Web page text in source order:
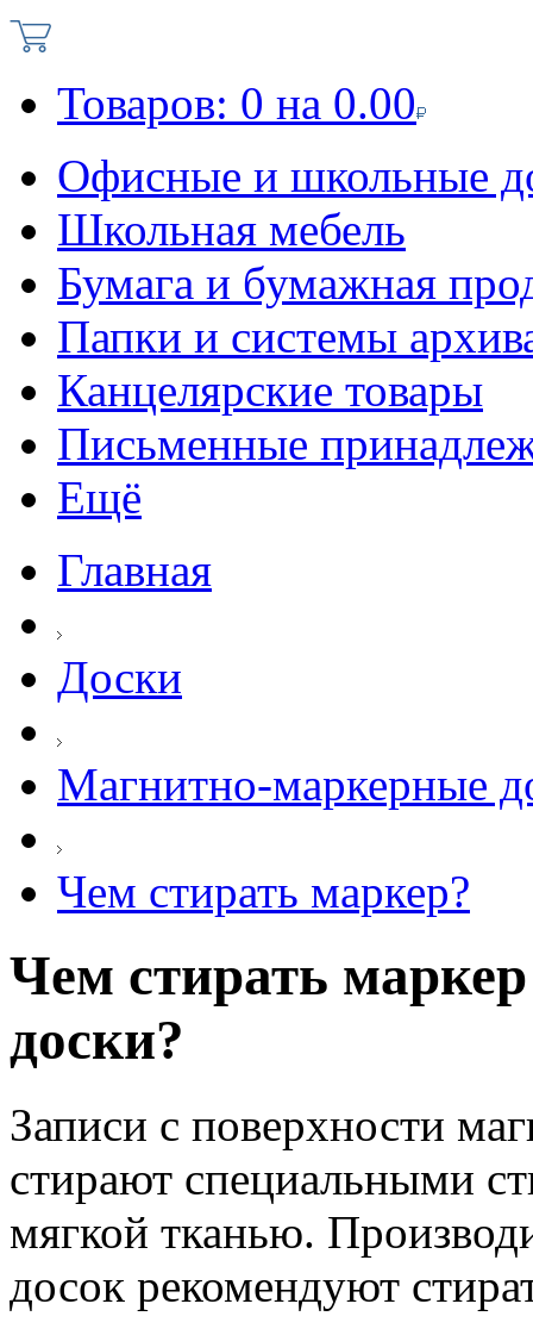
Товаров: 0 на 0.00
Офисные и школьные
Школьная мебель
Бумага и бумажная
Папки и системы
Канцелярские товары
Письменные
Ещё
Главная
Доски
Магнитно-маркерные
Чем стирать маркер?
Чем стирать
доски?
Записи с поверхности
стирают специальными
мягкой тканью.
досок рекомендуют